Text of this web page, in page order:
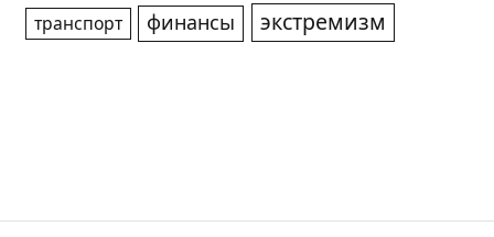
транспорт финансы экстремизм